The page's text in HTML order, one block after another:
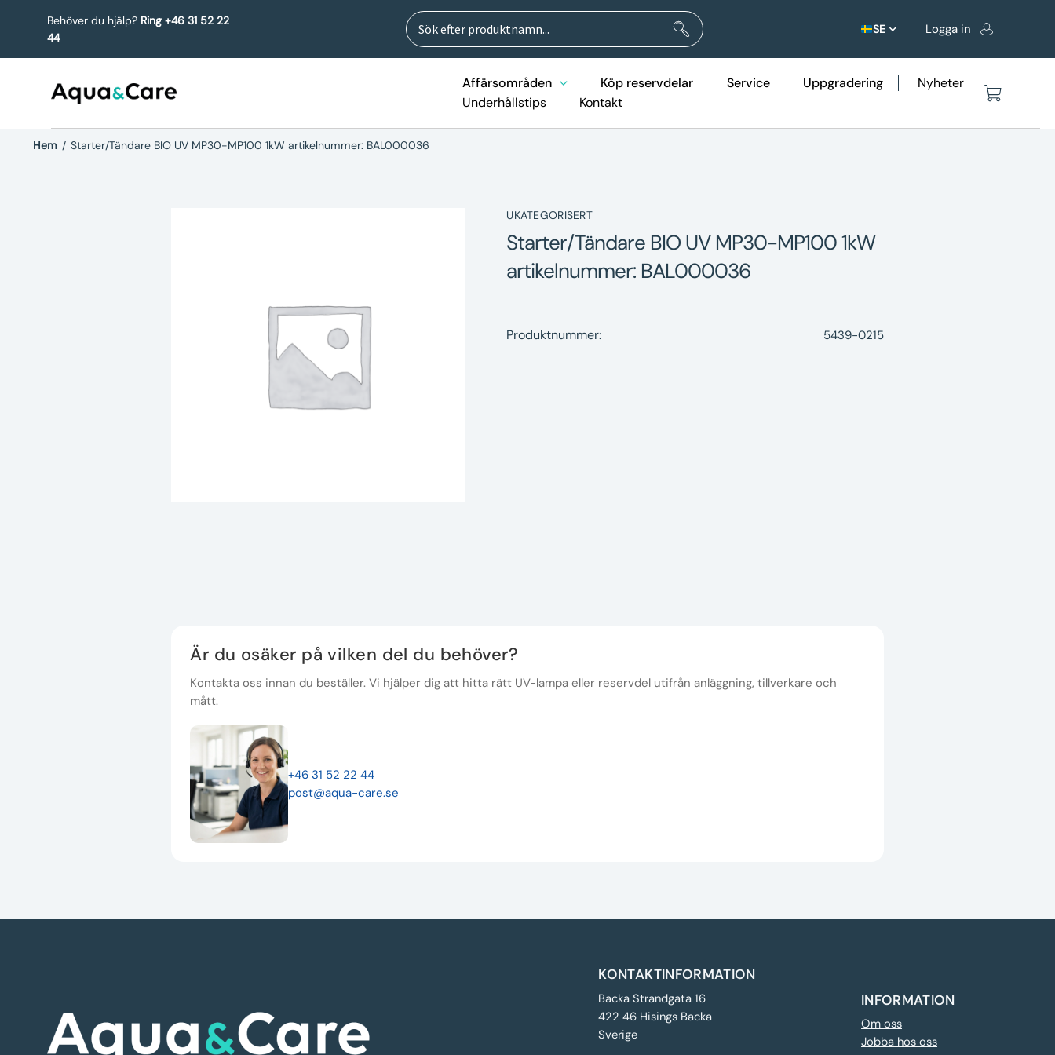
Behöver du hjälp? Ring +46 31 52 22
44
Sök
efter:
Sök
SE Logga in
Affärsområden Köp reservdelar Service Uppgradering
Nyheter
Underhållstips
Kontakt
Hem / Starter/Tändare BIO UV MP30-MP100 1kW artikelnummer: BAL000036
UKATEGORISERT
Starter/Tändare BIO UV MP30-MP100 1kW
artikelnummer: BAL000036
Produktnummer: 5439-0215
Är du osäker på vilken del du behöver?
Kontakta oss innan du beställer. Vi hjälper dig att hitta rätt UV-lampa eller reservdel utifrån anläggning, tillverkare och
mått.
+46 31 52 22 44
post@aqua-care.se
KONTAKTINFORMATION
Backa Strandgata 16
422 46 Hisings Backa
Sverige
INFORMATION
Om oss
Jobba hos oss